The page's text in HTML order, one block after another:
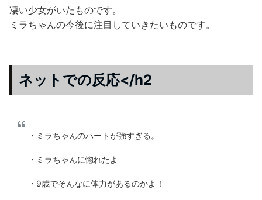
凄い少女がいたものです。
ミラちゃんの今後に注目していきたいものです。
ネットでの反応</h2
・ミラちゃんのハートが強すぎる。
・ミラちゃんに惚れたよ
・9歳でそんなに体力があるのかよ！